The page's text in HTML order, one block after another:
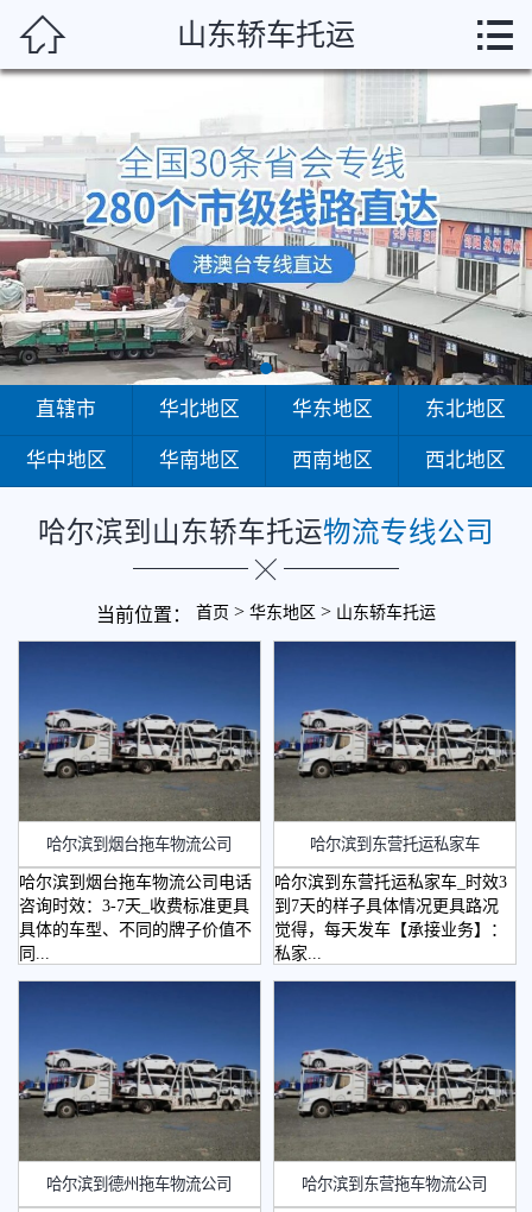
哈 华北地区
华东地区
东北地区
华中地区
华南地区
西南地区
西北地区
 山东轿车托运 
直辖市 华北地区 华东地区 东北地区
华中地区 华南地区 西南地区 西北地区
哈尔滨到山东轿车托运物流专线公司
当前位置： 首页 > 华东地区 > 山东轿车托运
哈尔滨到烟台拖车物流公司
哈尔滨到烟台拖车物流公司电话
咨询时效：3-7天_收费标准更具
具体的车型、不同的牌子价值不
同...
哈尔滨到东营托运私家车
哈尔滨到东营托运私家车_时效3
到7天的样子具体情况更具路况
觉得，每天发车【承接业务】：
私家...
哈尔滨到德州拖车物流公司 哈尔滨到东营拖车物流公司